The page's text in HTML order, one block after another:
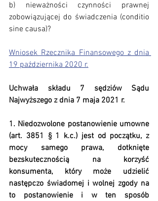
b) nieważności czynności prawnej
zobowiązującej do świadczenia (conditio
sine causa)?
Wniosek Rzecznika Finansowego z dnia
19 października 2020 r.
Uchwała składu 7 sędziów Sądu
Najwyższego z dnia 7 maja 2021 r.
​1. Niedozwolone postanowienie umowne
(art. 3851 § 1 k.c.) jest od początku, z
mocy samego prawa, dotknięte
bezskutecznością na korzyść
konsumenta, który może udzielić
następczo świadomej i wolnej zgody na
to postanowienie i w ten sposób